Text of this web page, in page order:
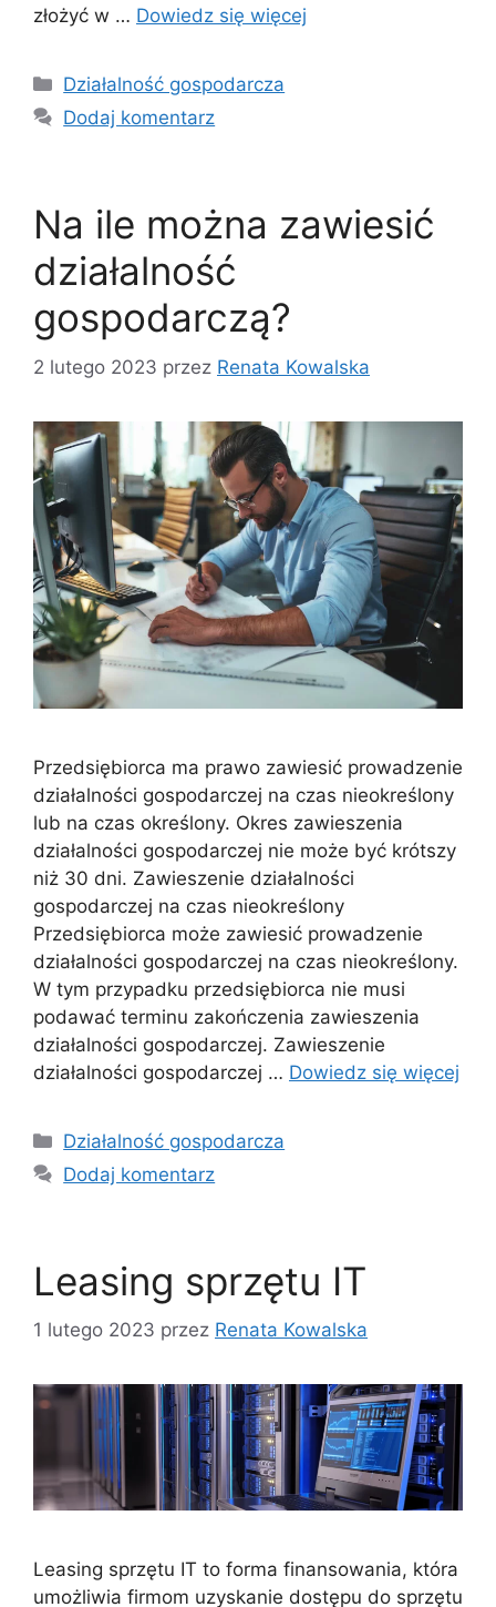
złożyć w … Dowiedz się więcej
Kategorie
Działalność gospodarcza
Dodaj komentarz
Na ile można zawiesić
działalność
gospodarczą?
2 lutego 2023 przez Renata Kowalska
Przedsiębiorca ma prawo zawiesić prowadzenie
działalności gospodarczej na czas nieokreślony
lub na czas określony. Okres zawieszenia
działalności gospodarczej nie może być krótszy
niż 30 dni. Zawieszenie działalności
gospodarczej na czas nieokreślony
Przedsiębiorca może zawiesić prowadzenie
działalności gospodarczej na czas nieokreślony.
W tym przypadku przedsiębiorca nie musi
podawać terminu zakończenia zawieszenia
działalności gospodarczej. Zawieszenie
działalności gospodarczej … Dowiedz się więcej
Kategorie
Działalność gospodarcza
Dodaj komentarz
Leasing sprzętu IT
1 lutego 2023 przez Renata Kowalska
Leasing sprzętu IT to forma finansowania, która
umożliwia firmom uzyskanie dostępu do sprzętu